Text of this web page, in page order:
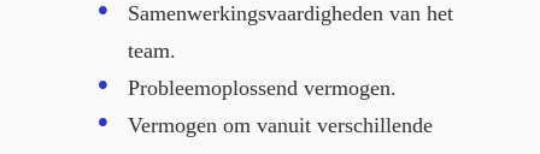
Samenwerkingsvaardigheden van het
team.
Probleemoplossend vermogen.
Vermogen om vanuit verschillende